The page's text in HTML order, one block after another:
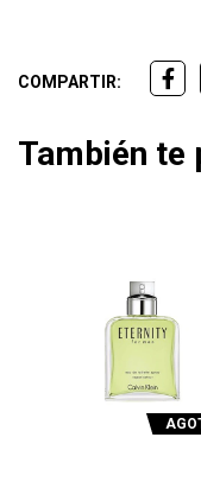
COMPARTIR:
También te